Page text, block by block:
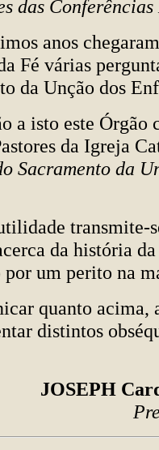
das
anos
Fé várias
da Unção dos
a isto este Órgão
da Igreja
Sacramento da
transmite-
da história
por um perito na
quanto acima,
distintos
JOSEPH